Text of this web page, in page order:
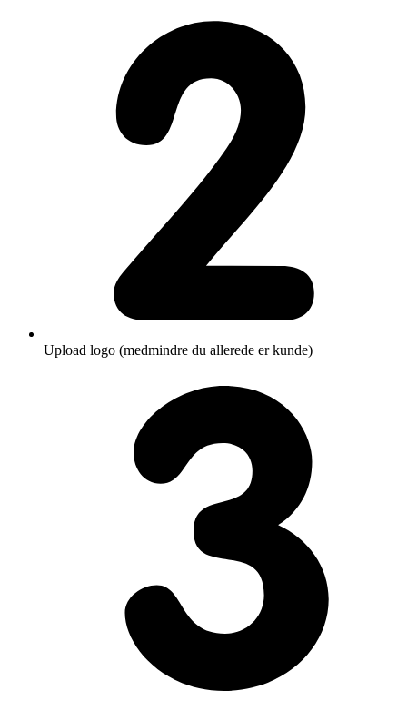
Upload logo (medmindre du allerede er kunde)